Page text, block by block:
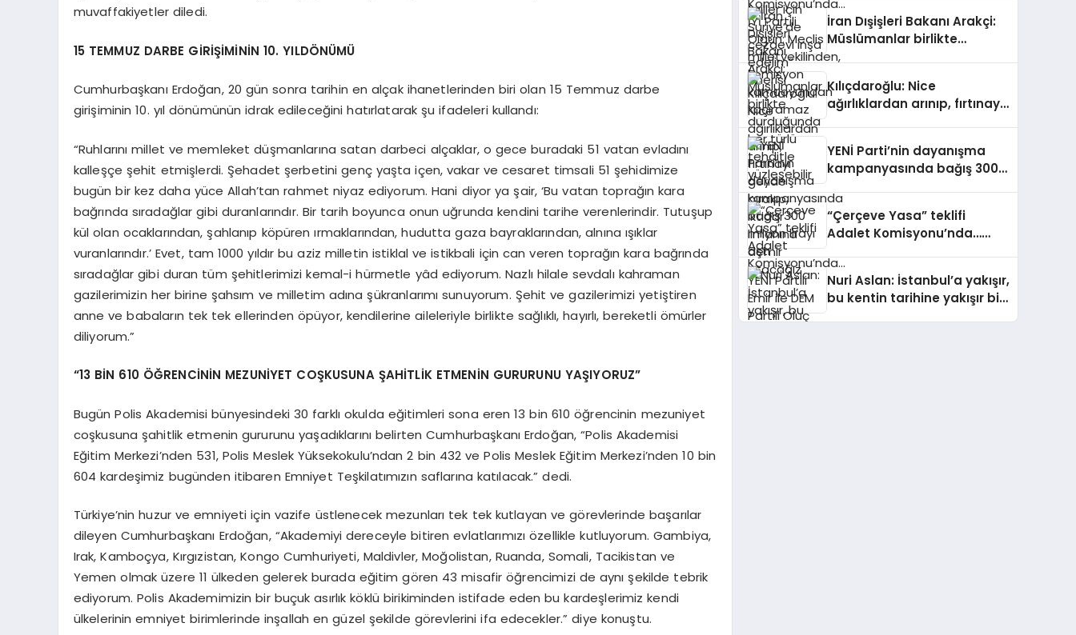
muvaffakiyetler diledi.
15 TEMMUZ DARBE GİRİŞİMİNİN 10. YILDÖNÜMÜ
Cumhurbaşkanı Erdoğan, 20 gün sonra tarihin en alçak ihanetlerinden biri olan 15 Temmuz darbe
girişiminin 10. yıl dönümünün idrak edileceğini hatırlatarak şu ifadeleri kullandı:
“Ruhlarını millet ve memleket düşmanlarına satan darbeci alçaklar, o gece buradaki 51 vatan evladını
kalleşçe şehit etmişlerdi. Şehadet şerbetini genç yaşta içen, vakar ve cesaret timsali 51 şehidimize
bugün bir kez daha yüce Allah’tan rahmet niyaz ediyorum. Hani diyor ya şair, ‘Bu vatan toprağın kara
bağrında sıradağlar gibi duranlarındır. Bir tarih boyunca onun uğrunda kendini tarihe verenlerindir. Tutuşup
kül olan ocaklarından, şahlanıp köpüren ırmaklarından, hudutta gaza bayraklarından, alnına ışıklar
vuranlarındır.’ Evet, tam 1000 yıldır bu aziz milletin istiklal ve istikbali için can veren toprağın kara bağrında
sıradağlar gibi duran tüm şehitlerimizi kemal-i hürmetle yâd ediyorum. Nazlı hilale sevdalı kahraman
gazilerimizin her birine şahsım ve milletim adına şükranlarımı sunuyorum. Şehit ve gazilerimizi yetiştiren
anne ve babaların tek tek ellerinden öpüyor, kendilerine aileleriyle birlikte sağlıklı, hayırlı, bereketli ömürler
diliyorum.”
“13 BİN 610 ÖĞRENCİNİN MEZUNİYET COŞKUSUNA ŞAHİTLİK ETMENİN GURURUNU YAŞIYORUZ”
Bugün Polis Akademisi bünyesindeki 30 farklı okulda eğitimleri sona eren 13 bin 610 öğrencinin mezuniyet
coşkusuna şahitlik etmenin gururunu yaşadıklarını belirten Cumhurbaşkanı Erdoğan, “Polis Akademisi
Eğitim Merkezi’nden 531, Polis Meslek Yüksekokulu’ndan 2 bin 432 ve Polis Meslek Eğitim Merkezi’nden 10 bin
604 kardeşimiz bugünden itibaren Emniyet Teşkilatımızın saflarına katılacak.” dedi.
Türkiye’nin huzur ve emniyeti için vazife üstlenecek mezunları tek tek kutlayan ve görevlerinde başarılar
dileyen Cumhurbaşkanı Erdoğan, “Akademiyi dereceyle bitiren evlatlarımızı özellikle kutluyorum. Gambiya,
Irak, Kamboçya, Kırgızistan, Kongo Cumhuriyeti, Maldivler, Moğolistan, Ruanda, Somali, Tacikistan ve
Yemen olmak üzere 11 ülkeden gelerek burada eğitim gören 43 misafir öğrencimizi de aynı şekilde tebrik
ediyorum. Polis Akademimizin bir buçuk asırlık köklü birikiminden istifade eden bu kardeşlerimiz kendi
ülkelerinin emniyet birimlerinde inşallah en güzel şekilde görevlerini ifa edecekler.” diye konuştu.
milletvekilinden, komisyon
kamuoyundan kaçıramaz
İran Dışişleri Bakanı Arakçi:
Müslümanlar birlikte
durduğunda her türlü
Kılıçdaroğlu: Nice
ağırlıklardan arınıp, fırtınayı
YENİ Parti’nin dayanışma
kampanyasında bağış 300
“Çerçeve Yasa” teklifi
Adalet Komisyonu’nda…
Partili Oluç arasında
“Demirtaş” tartışması
Nuri Aslan: İstanbul’a yakışır,
bu kentin tarihine yakışır bir